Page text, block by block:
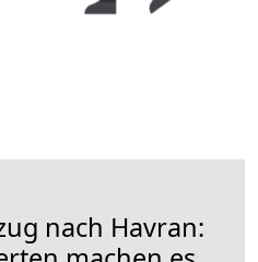
nach Havran: